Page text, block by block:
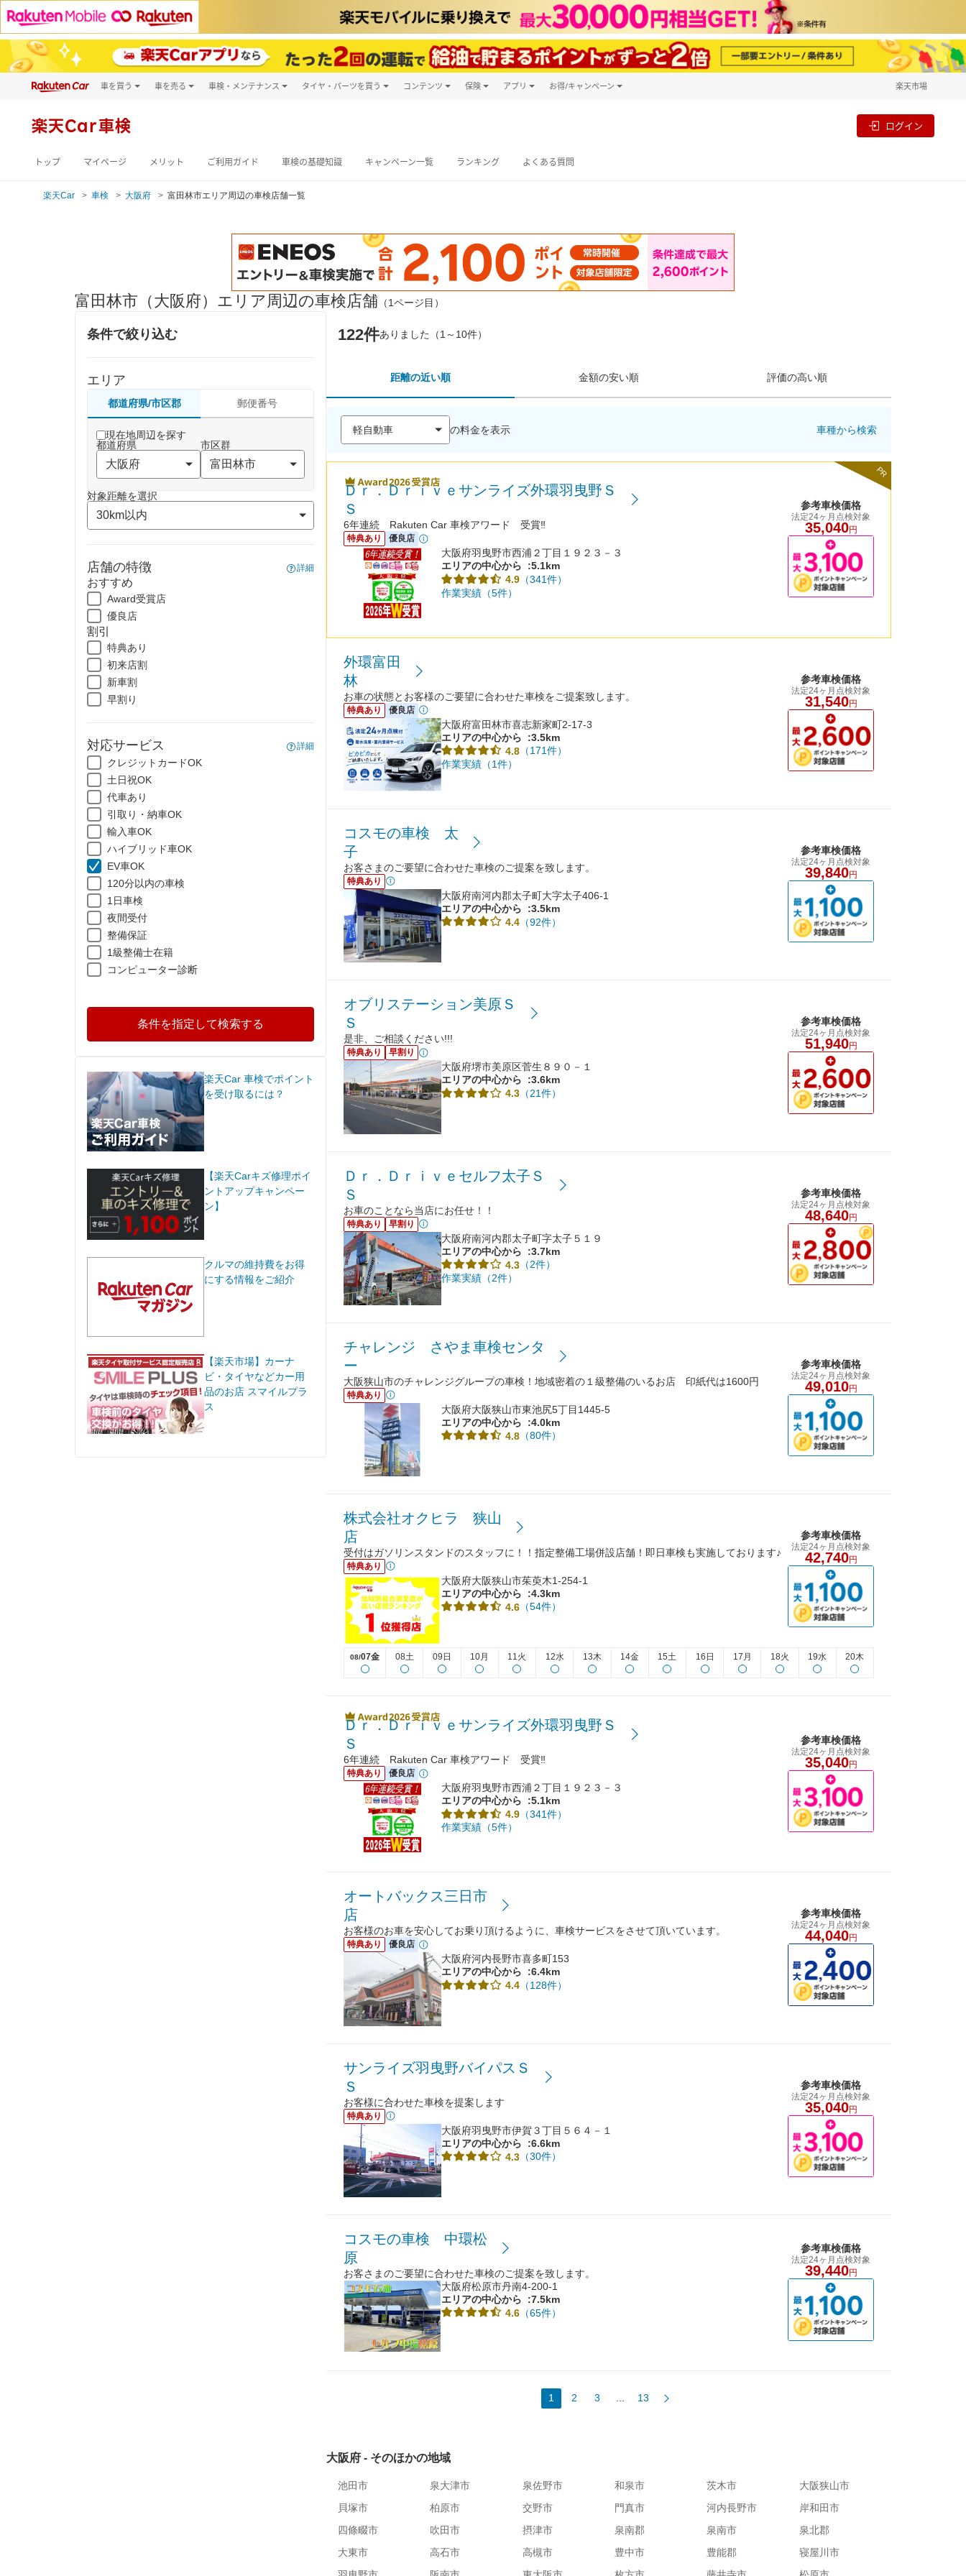
車を買う
新車
車を売る 車検・メンテナンス タイヤ・パーツを買う コンテンツ 保険 アプリ お得/キャンペーン 楽天市場
楽天Car車検 ログイン
トップ マイページ メリット ご利用ガイド 車検の基礎知識 キャンペーン一覧 ランキング よくある質問
楽天Car 車検 大阪府 富田林市エリア周辺の車検店舗一覧
富田林市（大阪府）エリア周辺の車検店舗 （1ページ目）
条件で絞り込む
エリア
都道府県/市区郡 郵便番号
現在地周辺を探す
都道府県
市区群
対象距離を選択
店舗の特徴 詳細
おすすめ
Award受賞店
優良店
割引
特典あり
初来店割
新車割
早割り
対応サービス 詳細
クレジットカードOK
土日祝OK
代車あり
引取り・納車OK
輸入車OK
ハイブリッド車OK
EV車OK
120分以内の車検
1日車検
夜間受付
整備保証
1級整備士在籍
コンピューター診断
条件を指定して検索する
楽天Car 車検でポイント
を受け取るには？
【楽天Carキズ修理ポイ
ントアップキャンペー
ン】
クルマの維持費をお得
にする情報をご紹介
【楽天市場】カーナ
ビ・タイヤなどカー用
品のお店 スマイルプラ
ス
122件ありました（1～10件）
距離の近い順 金額の安い順 評価の高い順
の料金を表示 車種から検索
PR
Ｄｒ．Ｄｒｉｖｅサンライズ外環羽曳野Ｓ
Ｓ
6年連続 Rakuten Car 車検アワード 受賞‼
特典あり 優良店
大阪府羽曳野市西浦２丁目１９２３－３
エリアの中心から
:5.1km
4.9 （341件）
作業実績（5件）
参考車検価格
法定24ヶ月点検対象
35,040円
外環富田
林
お車の状態とお客様のご要望に合わせた車検をご提案致します。
特典あり 優良店
大阪府富田林市喜志新家町2-17-3
エリアの中心から
:3.5km
4.8 （171件）
作業実績（1件）
参考車検価格
法定24ヶ月点検対象
31,540円
コスモの車検 太
子
お客さまのご要望に合わせた車検のご提案を致します。
特典あり
大阪府南河内郡太子町大字太子406-1
エリアの中心から
:3.5km
4.4 （92件）
参考車検価格
法定24ヶ月点検対象
39,840円
オブリステーション美原Ｓ
Ｓ
是非、ご相談ください!!!
特典あり 早割り
大阪府堺市美原区菅生８９０－１
エリアの中心から
:3.6km
4.3 （21件）
参考車検価格
法定24ヶ月点検対象
51,940円
Ｄｒ．Ｄｒｉｖｅセルフ太子Ｓ
Ｓ
お車のことなら当店にお任せ！！
特典あり 早割り
大阪府南河内郡太子町字太子５１９
エリアの中心から
:3.7km
4.3 （2件）
作業実績（2件）
参考車検価格
法定24ヶ月点検対象
48,640円
チャレンジ さやま車検センタ
ー
大阪狭山市のチャレンジグループの車検！地域密着の１級整備のいるお店 印紙代は1600円
特典あり
大阪府大阪狭山市東池尻5丁目1445-5
エリアの中心から
:4.0km
4.8 （80件）
参考車検価格
法定24ヶ月点検対象
49,010円
株式会社オクヒラ 狭山
店
受付はガソリンスタンドのスタッフに！！指定整備工場併設店舗！即日車検も実施しております♪
特典あり
大阪府大阪狭山市茱萸木1-254-1
エリアの中心から
:4.3km
4.6 （54件）
参考車検価格
法定24ヶ月点検対象
42,740円
08/07金 08土 09日 10月 11火 12水 13木 14金 15土 16日 17月 18火 19水 20木
Ｄｒ．Ｄｒｉｖｅサンライズ外環羽曳野Ｓ
Ｓ
6年連続 Rakuten Car 車検アワード 受賞‼
特典あり 優良店
大阪府羽曳野市西浦２丁目１９２３－３
エリアの中心から
:5.1km
4.9 （341件）
作業実績（5件）
参考車検価格
法定24ヶ月点検対象
35,040円
オートバックス三日市
店
お客様のお車を安心してお乗り頂けるように、車検サービスをさせて頂いています。
特典あり 優良店
大阪府河内長野市喜多町153
エリアの中心から
:6.4km
4.4 （128件）
参考車検価格
法定24ヶ月点検対象
44,040円
サンライズ羽曳野バイパスＳ
Ｓ
お客様に合わせた車検を提案します
特典あり
大阪府羽曳野市伊賀３丁目５６４－１
エリアの中心から
:6.6km
4.3 （30件）
参考車検価格
法定24ヶ月点検対象
35,040円
コスモの車検 中環松
原
お客さまのご要望に合わせた車検のご提案を致します。
大阪府松原市丹南4-200-1
エリアの中心から
:7.5km
4.6 （65件）
参考車検価格
法定24ヶ月点検対象
39,440円
1 2 3 ... 13
大阪府 - そのほかの地域
池田市 泉大津市 泉佐野市 和泉市 茨木市
大阪狭山市
貝塚市
柏原市 交野市 門真市 河内長野市
岸和田市
四條畷市
吹田市 摂津市 泉南郡 泉南市
泉北郡
大東市
高石市 高槻市 豊中市 豊能郡
寝屋川市